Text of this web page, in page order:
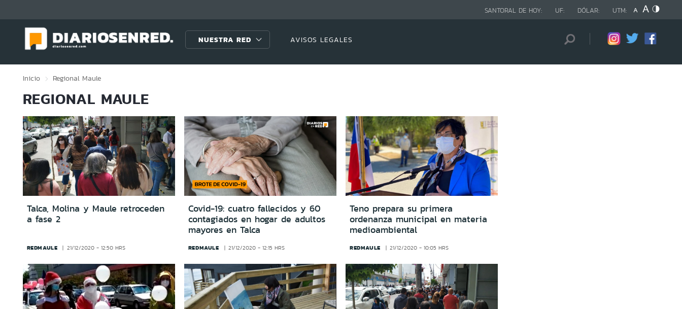
SANTORAL DE HOY: UF: DÓLAR: UTM:
NUESTRA RED AVISOS LEGALES
Inicio Regional Maule
REGIONAL MAULE
Talca, Molina y Maule retroceden
a fase 2
REDMAULE 21/12/2020 - 12:50 HRS
Covid-19: cuatro fallecidos y 60
contagiados en hogar de adultos
mayores en Talca
REDMAULE 21/12/2020 - 12:15 HRS
Teno prepara su primera
ordenanza municipal en materia
medioambiental
REDMAULE 21/12/2020 - 10:05 HRS